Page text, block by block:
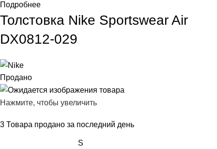
Подробнее
Толстовка Nike Sportswear Air
DX0812-029
Продано
Нажмите, чтобы увеличить
3 Товара продано за последний день
S